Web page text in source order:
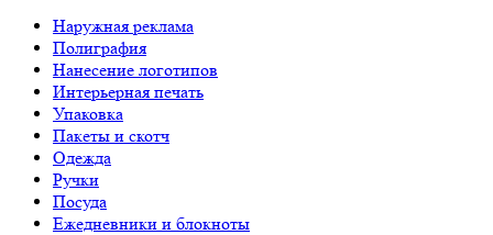
Наружная реклама
Полиграфия
Нанесение логотипов
Интерьерная печать
Упаковка
Пакеты и скотч
Одежда
Ручки
Посуда
Ежедневники и блокноты